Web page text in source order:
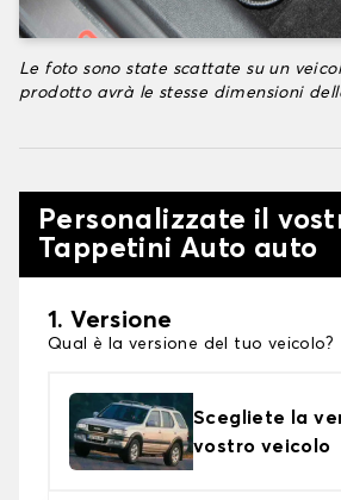
Le foto sono state scattate su un
prodotto avrà le stesse dimensioni
Personalizzate il
Tappetini Auto auto
1. Versione
Qual è la versione del tuo veicolo?
Scegliete la
vostro veicolo